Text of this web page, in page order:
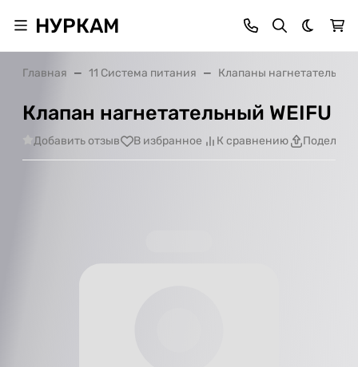
НУРКАМ Темная
Главная 11 Система питания Клапаны нагнетательные
Клапан нагнетательный WEIFU
Добавить отзыв В избранное К сравнению